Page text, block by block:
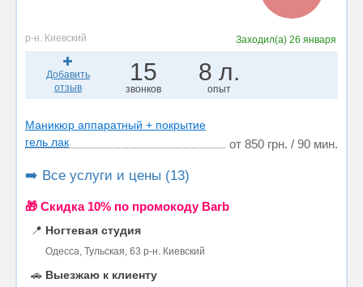
р-н. Киевский Заходил(а) 26 января
Добавить
отзыв
15
звонков
8 л.
опыт
Маникюр аппаратный + покрытие
гель лак
от 850 грн. / 90 мин.
➡️ Все услуги и цены (13)
🎁 Cкидка 10% по промокоду Barb
📍 Ногтевая студия
Одесса, Тульская, 63 р-н. Киевский
🚗 Выезжаю к клиенту